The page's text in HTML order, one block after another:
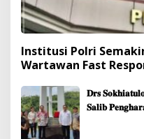
Institusi Polri
Wartawan Fast
𝐃𝐫𝐬
𝐒𝐚𝐥𝐢𝐛